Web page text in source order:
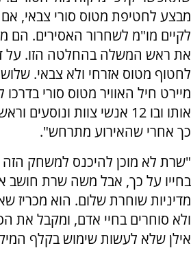
מבצע לחטיפת מטוס סורי צבאי, אם
לקיים מו"מ לשחרור האסירים.
את ראש המשלה בהחלטה הזו. על
לחטוף מטוס אזרחי ולא צבאי.
מיירט חיל האוויר מטוס סורי
אותו ובו 12 אנשי צוות
כך אחרי שהאירוע מתרחש".
"שרת לא מוכן להיכנס למשחק הזה
בחייו על כך, אבל משה שרת חושב
מדיניות שוחרת שלום. הוא מכריז
ולא סוחרים בחיי אדם, ומקבל את
אילן שלא לעשות שימוש בקלף